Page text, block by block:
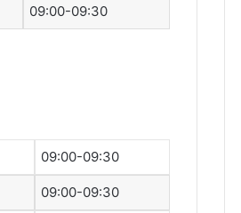
09:00-09:30
09:00-09:30
09:00-09:30